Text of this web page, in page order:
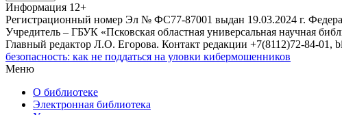
Информация 12+
Регистрационный номер Эл № ФС77-87001 выдан 19.03.2024 г.
Учредитель – ГБУК «Псковская областная универсальная научная
Главный редактор Л.О. Егорова. Контакт редакции +7(8112)72-84-01,
безопасность: как не поддаться на уловки кибермошенников
Меню
О библиотеке
Электронная библиотека